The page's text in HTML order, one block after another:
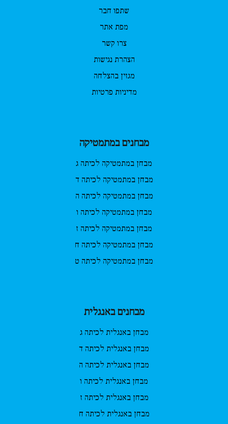
שתפו חבר
מפת אתר
צרו קשר
הצהרת נגישות
מגזין בהצלחה
מדיניות פרטיות
מבחנים במתמטיקה
מבחן במתמטיקה לכיתה ג
מבחן במתמטיקה לכיתה ד
מבחן במתמטיקה לכיתה ה
מבחן במתמטיקה לכיתה ו
מבחן במתמטיקה לכיתה ז
מבחן במתמטיקה לכיתה ח
מבחן במתמטיקה לכיתה ט
מבחנים באנגלית
מבחן באנגלית לכיתה ג
מבחן באנגלית לכיתה ד
מבחן באנגלית לכיתה ה
מבחן באנגלית לכיתה ו
מבחן באנגלית לכיתה ז
מבחן באנגלית לכיתה ח